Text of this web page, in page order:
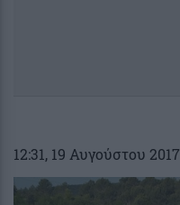
12:31, 19 Αυγούστου 2017